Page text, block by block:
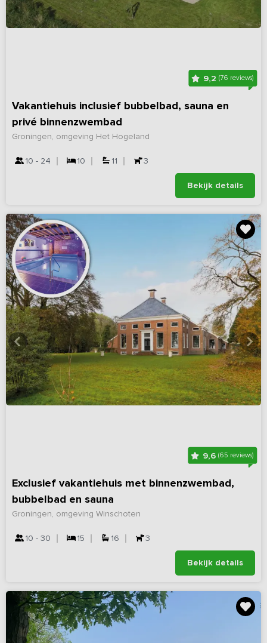
9,2 (76 reviews)
Vakantiehuis inclusief bubbelbad, sauna en
privé binnenzwembad
Groningen, omgeving Het Hogeland
10 - 24 10 11 3
Bekijk details
9,6 (65 reviews)
Exclusief vakantiehuis met binnenzwembad,
bubbelbad en sauna
Groningen, omgeving Winschoten
10 - 30 15 16 3
Bekijk details